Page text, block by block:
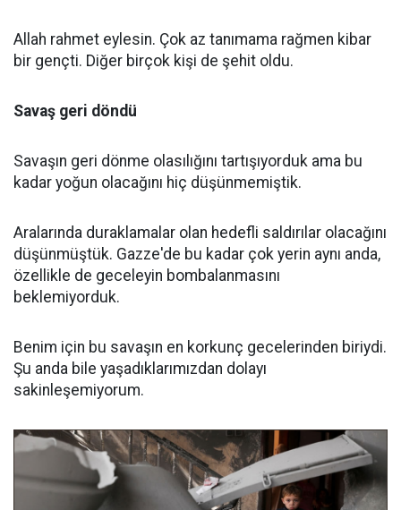
Allah rahmet eylesin. Çok az tanımama rağmen kibar
bir gençti. Diğer birçok kişi de şehit oldu.
Savaş geri döndü
Savaşın geri dönme olasılığını tartışıyorduk ama bu
kadar yoğun olacağını hiç düşünmemiştik.
Aralarında duraklamalar olan hedefli saldırılar olacağını
düşünmüştük. Gazze'de bu kadar çok yerin aynı anda,
özellikle de geceleyin bombalanmasını
beklemiyorduk.
Benim için bu savaşın en korkunç gecelerinden biriydi.
Şu anda bile yaşadıklarımızdan dolayı
sakinleşemiyorum.